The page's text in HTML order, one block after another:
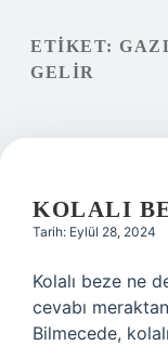
Hakkımızda
ETIKET:
GELIR
KOLALI
Tarih: Eylül 28, 2024
Kolalı beze ne
cevabı
Bilmecede,